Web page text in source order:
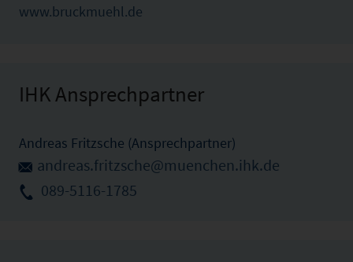
www.bruckmuehl.de
IHK Ansprechpartner
Andreas Fritzsche (Ansprechpartner)
andreas.fritzsche@muenchen.ihk.de
089-5116-1785